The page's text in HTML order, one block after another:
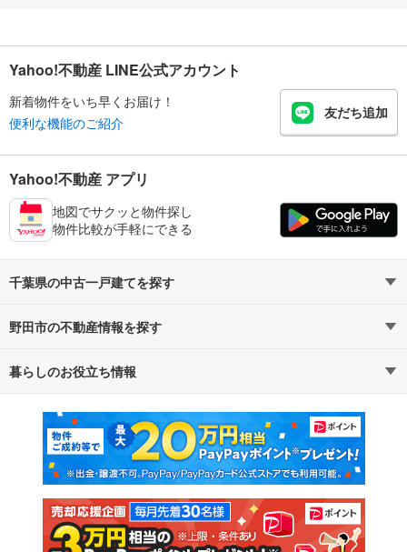
Yahoo!不動産 LINE公式アカウント
新着物件をいち早くお届け！
便利な機能のご紹介
友だち追加
Yahoo!不動産 アプリ
地図でサクッと物件探し
物件比較が手軽にできる
千葉県の中古一戸建てを探す
路線・駅から探す
通勤・通学時間から探す
野田市の不動産情報を探す
不動産・住宅
新築マンション 中古マンション
新築一戸建て 中古一戸建て
注文住宅 土地
暮らしのお役立ち情報
マンションカタログ 教えて！住まいの先生